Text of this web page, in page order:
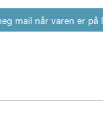
mail når varen er på